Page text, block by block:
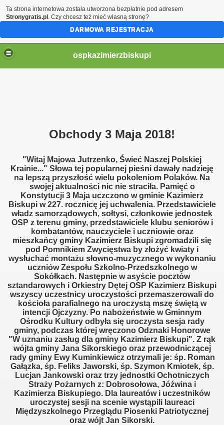
ospkazimierzbiskupi
Obchody 3 Maja 2018!
"Witaj Majowa Jutrzenko, Świeć Naszej Polskiej
Krainie..." Słowa tej popularnej pieśni dawały nadzieję
na lepszą przyszłość wielu pokoleniom Polaków. Na
swojej aktualności nic nie straciła. Pamięć o
Konstytucji 3 Maja uczczono w gminie Kazimierz
Biskupi w 227. rocznicę jej uchwalenia. Przedstawiciele
władz samorządowych, sołtysi, członkowie jednostek
OSP z terenu gminy, przedstawiciele klubu seniorów i
kombatantów, nauczyciele i uczniowie oraz
mieszkańcy gminy Kazimierz Biskupi zgromadzili się
pod Pomnikiem Zwycięstwa by złożyć kwiaty i
wysłuchać montażu słowno-muzycznego w wykonaniu
uczniów Zespołu Szkolno-Przedszkolnego w
Sokółkach. Następnie w asyście pocztów
sztandarowych i Orkiestry Dętej OSP Kazimierz Biskupi
wszyscy uczestnicy uroczystości przemaszerowali do
kościoła parafialnego na uroczystą mszę świętą w
intencji Ojczyzny. Po nabożeństwie w Gminnym
Ośrodku Kultury odbyła się uroczysta sesja rady
gminy, podczas której wręczono Odznaki Honorowe
"W uznaniu zasług dla gminy Kazimierz Biskupi". Z rąk
wójta gminy Jana Sikorskiego oraz przewodniczącej
rady gminy Ewy Kuminkiewicz otrzymali je: śp. Roman
Gałązka, śp. Feliks Jaworski, śp. Szymon Kmiotek, śp.
Lucjan Jankowski oraz trzy jednostki Ochotniczych
Straży Pożarnych z: Dobrosołowa, Jóźwina i
Kazimierza Biskupiego. Dla laureatów i uczestników
uroczystej sesji na scenie wystąpili laureaci
Międzyszkolnego Przeglądu Piosenki Patriotycznej
oraz wójt Jan Sikorski.
Transportu 2018!
2019!
Pożarnicze 2018!
Ta strona internetowa została utworzona bezpłatnie pod adresem
Stronygratis.pl . Czy chcesz też mieć własną stronę?
DARMOWA REJESTRACJA